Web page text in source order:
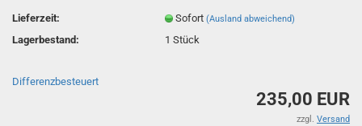
Lieferzeit: Sofort(Ausland abweichend)
Lagerbestand: 1Stück
Differenzbesteuert
235,00 EUR
zzgl. Versand